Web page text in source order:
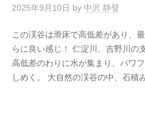
2025年9月10日 by 中沢 静登
この渓谷は滑床で高低差があり、
らに良い感じ！ 仁淀川、吉野川の
高低差のわりに水が集まり、パワ
しめく。 大自然の渓谷の中、石積